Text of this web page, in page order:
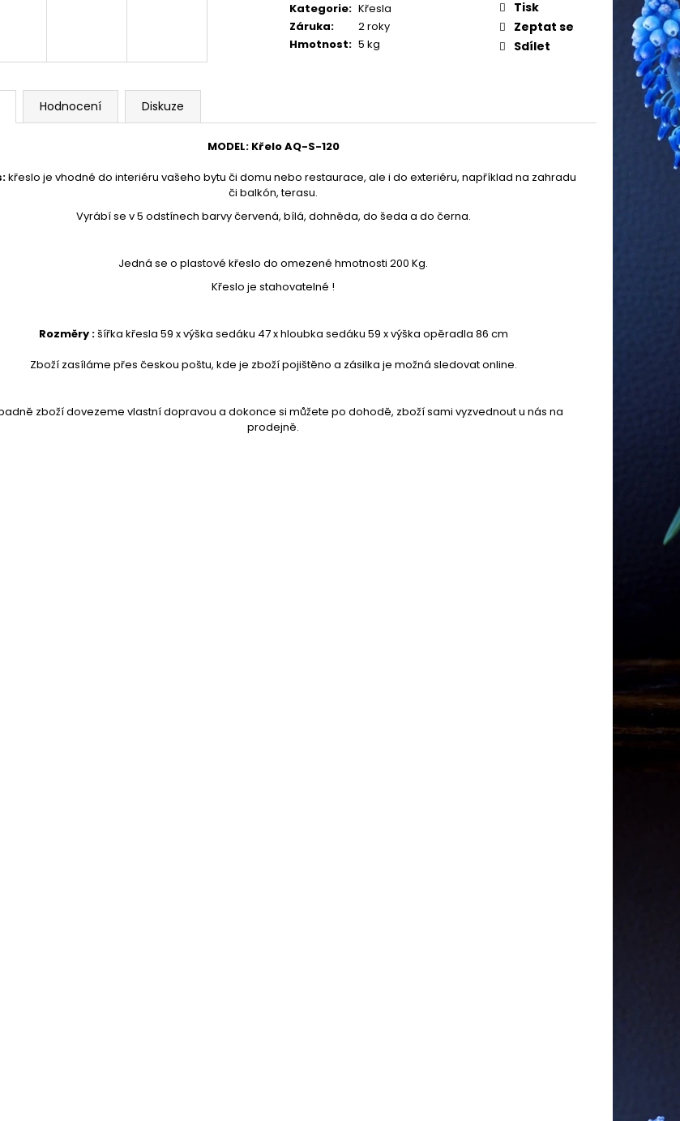
Kategorie: Křesla
Záruka:
2 roky
Hmotnost: 5 kg
Tisk
Zeptat se
Sdílet
Hodnocení Diskuze
MODEL: Křelo AQ-S-120
:křeslo je vhodné do interiéru vašeho bytu či domu nebo restaurace, ale i do exteriéru, například na zahradu
či balkón, terasu.
Vyrábí se v 5 odstínech barvy červená, bílá, dohněda, do šeda a do černa.
Jedná se o plastové křeslo do omezené hmotnosti 200 Kg.
Křeslo je stahovatelné !
Rozměry :šířka křesla 59 x výška sedáku 47 x hloubka sedáku 59 x výška opěradla 86 cm
Zboží zasíláme přes českou poštu, kde je zboží pojištěno a zásilka je možná sledovat online.
zboží dovezeme vlastní dopravou a dokonce si můžete po dohodě, zboží sami vyzvednout u nás na
prodejně.